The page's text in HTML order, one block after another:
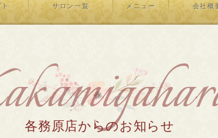
サロン一覧 メニュー 会社概
各務原店からのお知らせ